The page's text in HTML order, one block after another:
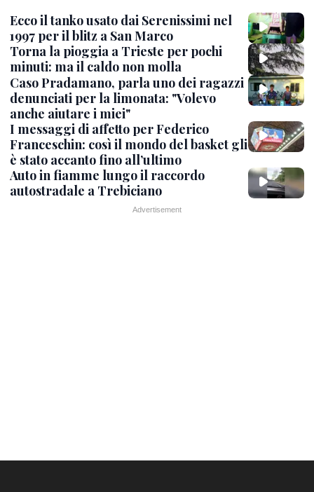
Ecco il tanko usato dai Serenissimi nel
1997 per il blitz a San Marco
Torna la pioggia a Trieste per pochi
minuti: ma il caldo non molla
Caso Pradamano, parla uno dei ragazzi
denunciati per la limonata: "Volevo
anche aiutare i miei"
I messaggi di affetto per Federico
Franceschin: così il mondo del basket gli
è stato accanto fino all’ultimo
Auto in fiamme lungo il raccordo
autostradale a Trebiciano